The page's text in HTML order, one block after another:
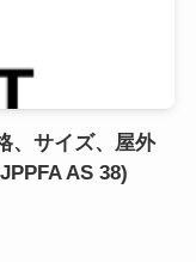
、サイズ、屋外
AS 38)